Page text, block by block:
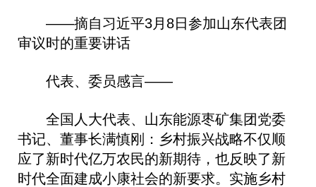
——摘自习近平3月8日参加山东代表团
审议时的重要讲话
代表、委员感言——
全国人大代表、山东能源枣矿集团党委
书记、董事长满慎刚：乡村振兴战略不仅顺
应了新时代亿万农民的新期待，也反映了新
时代全面建成小康社会的新要求。实施乡村